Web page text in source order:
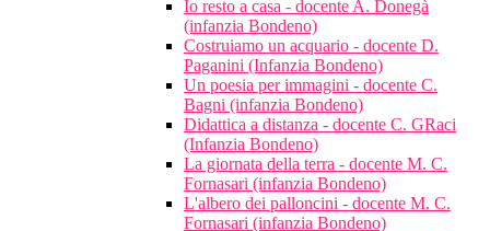
Io resto a casa - docente A. Donegà
(infanzia Bondeno)
Costruiamo un acquario - docente D.
Paganini (Infanzia Bondeno)
Un poesia per immagini - docente C.
Bagni (infanzia Bondeno)
Didattica a distanza - docente C. GRaci
(Infanzia Bondeno)
La giornata della terra - docente M. C.
Fornasari (infanzia Bondeno)
L'albero dei palloncini - docente M. C.
Fornasari (infanzia Bondeno)